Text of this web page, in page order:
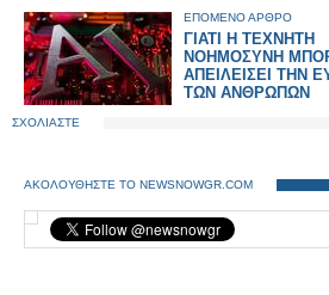
ΕΠΟΜΕΝΟ ΑΡΘΡΟ
ΓΙΑΤΙ Η ΤΕΧΝΗΤΗ
ΝΟΗΜΟΣΥΝΗ
ΑΠΕΙΛΕΙΣΕΙ ΤΗΝ
ΤΩΝ ΑΝΘΡΩΠΩΝ
ΣΧΟΛΙΑΣΤΕ
ΑΚΟΛΟΥΘΗΣΤΕ ΤΟ NEWSNOWGR.COM